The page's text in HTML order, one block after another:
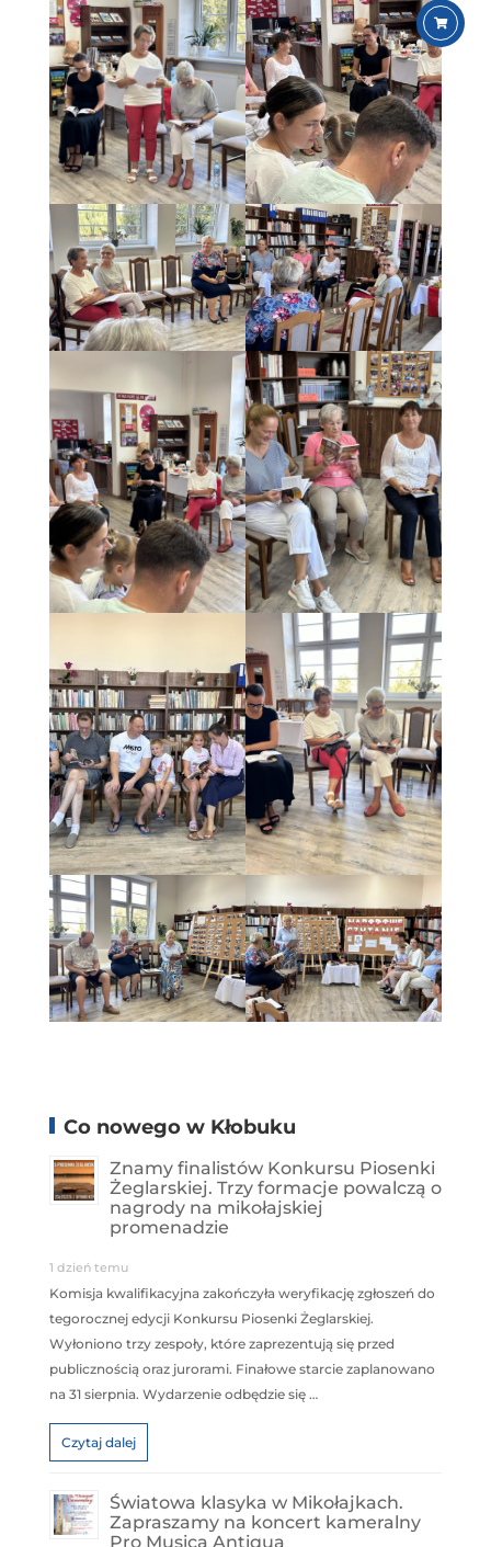
Co nowego w Kłobuku
Znamy finalistów Konkursu Piosenki
Żeglarskiej. Trzy formacje powalczą o
nagrody na mikołajskiej
promenadzie
1 dzień temu
Komisja kwalifikacyjna zakończyła weryfikację zgłoszeń do
tegorocznej edycji Konkursu Piosenki Żeglarskiej.
Wyłoniono trzy zespoły, które zaprezentują się przed
publicznością oraz jurorami. Finałowe starcie zaplanowano
na 31 sierpnia. Wydarzenie odbędzie się …
Czytaj dalej
Światowa klasyka w Mikołajkach.
Zapraszamy na koncert kameralny
Pro Musica Antiqua